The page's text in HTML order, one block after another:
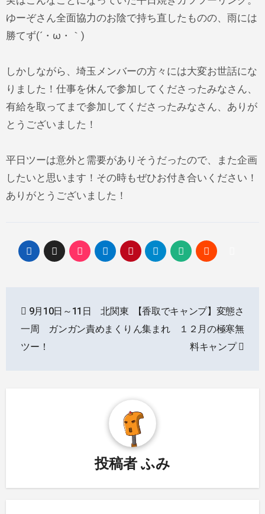
ゆーぞさん全面協力のお陰で持ち直したものの、雨には
勝てず(´・ω・｀)
しかしながら、埼玉メンバーの方々には大変お世話にな
りました！仕事を休んで参加してくださったみなさん、
有給を取ってまで参加してくださったみなさん、ありが
とうございました！
平日ツーは意外と需要がありそうだったので、また企画
したいと思います！その時もぜひお付き合いください！
ありがとうございました！
稿
ナ
ン
9月10日～11日 北関東
一周 ガンガン責めまくり
ツー！
【香取でキャンプ】変態さ
ん集まれ １２月の極寒無
料キャンプ
投稿者 ふみ